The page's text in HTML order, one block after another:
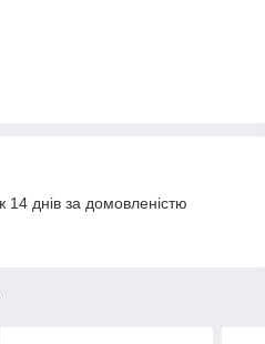
днів за домовленістю